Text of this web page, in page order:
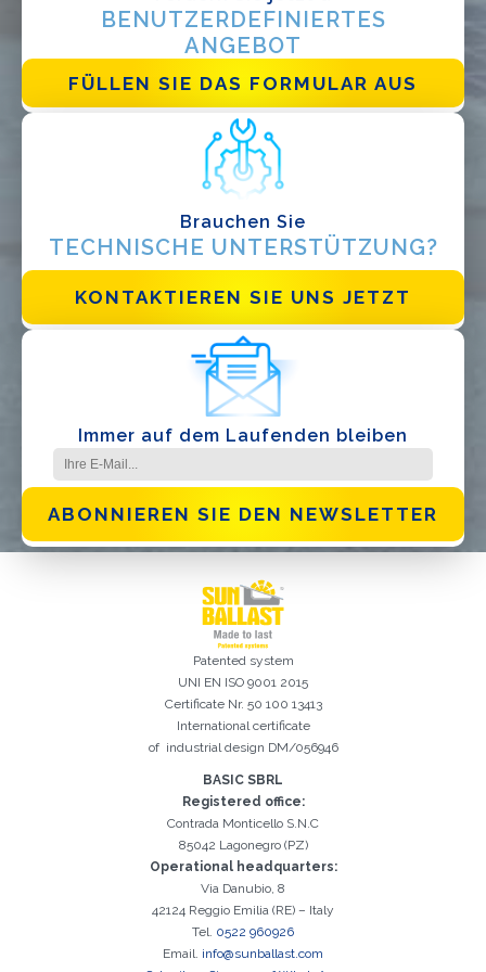
BENUTZERDEFINIERTES
ANGEBOT
FÜLLEN SIE DAS FORMULAR AUS
Brauchen Sie
TECHNISCHE UNTERSTÜTZUNG?
KONTAKTIEREN SIE UNS JETZT
Immer auf dem Laufenden bleiben
ABONNIEREN SIE DEN NEWSLETTER
Verteiler
Ich habe dieDatenschutzbestimmungen gelesen und akzeptiere
sie*
Kontrollkästchen, um mit der Aktivierung fortzufahren
Patented system
UNI EN ISO 9001 2015
Certificate Nr. 50 100 13413
International certificate
of industrial design DM/056946
BASIC SBRL
Registered office:
Contrada Monticello S.N.C
85042 Lagonegro (PZ)
Operational headquarters:
Via Danubio, 8
42124 Reggio Emilia (RE) – Italy
Tel. 0522 960926
Email. info@sunballast.com